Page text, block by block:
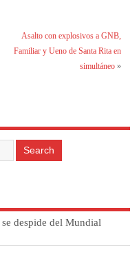
Asalto con explosivos a GNB,
Familiar y Ueno de Santa Rita en
simultáneo»
despide del Mundial